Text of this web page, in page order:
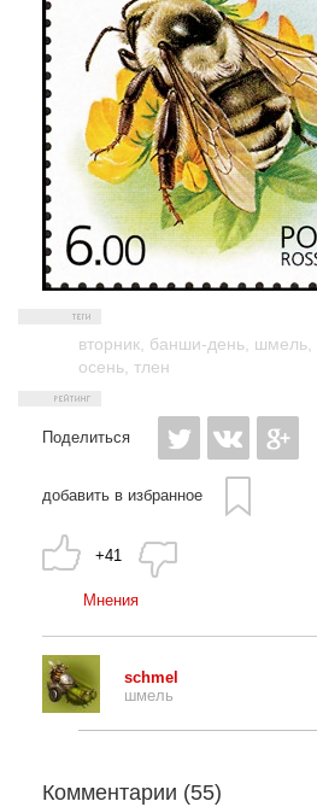
вторник, банши-день, шмель,
осень, тлен
Поделиться
добавить в избранное
+41
Мнения
schmel
шмель
Комментарии (55)